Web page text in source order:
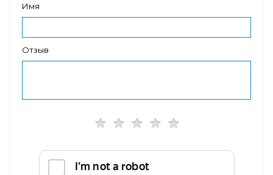
Имя
Отзыв